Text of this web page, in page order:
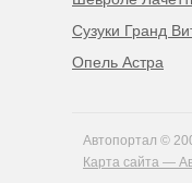
Сузуки Гранд
Опель Астра
Автопортал ©
Карта сайта —